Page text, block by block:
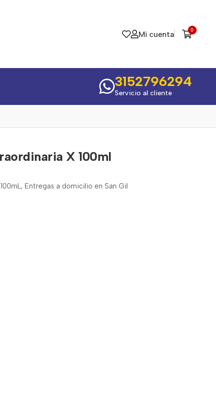
Mi cuenta 0
3152796294
Servicio al cliente
X 100ml
Entregas a domicilio en San Gil